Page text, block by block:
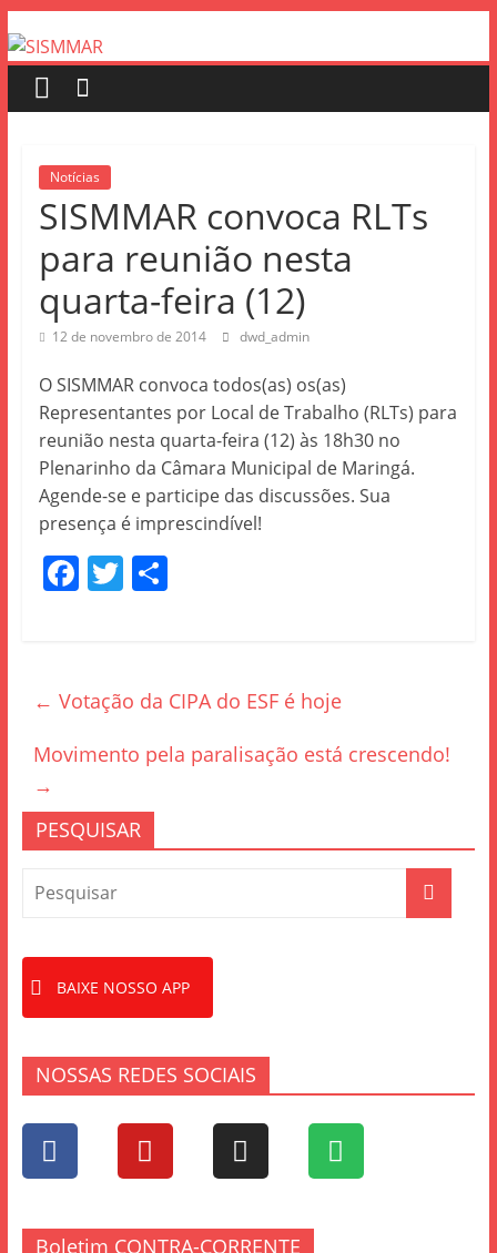
Notícias
SISMMAR convoca RLTs
para reunião nesta
quarta-feira (12)
12 de novembro de 2014 dwd_admin
O SISMMAR convoca todos(as) os(as)
Representantes por Local de Trabalho (RLTs) para
reunião nesta quarta-feira (12) às 18h30 no
Plenarinho da Câmara Municipal de Maringá.
Agende-se e participe das discussões. Sua
presença é imprescindível!
F
b
o
k
T S
← Votação da CIPA do ESF é hoje
Movimento pela paralisação está crescendo!
→
PESQUISAR
BAIXE NOSSO APP
NOSSAS REDES SOCIAIS
Boletim CONTRA-CORRENTE